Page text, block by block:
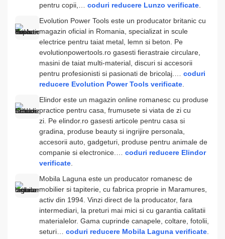
pentru copii,… coduri reducere Lunzo verificate
Evolution Power Tools este un producator britanic cu
magazin oficial in Romania, specializat in scule
electrice pentru taiat metal, lemn si beton. Pe
evolutionpowertools.ro gasesti fierastraie circulare,
masini de taiat multi-material, discuri si accesorii
pentru profesionisti si pasionati de bricolaj.… coduri
reducere Evolution Power Tools verificate
Elindor este un magazin online romanesc cu produse
practice pentru casa, frumusete si viata de zi cu
zi. Pe elindor.ro gasesti articole pentru casa si
gradina, produse beauty si ingrijire personala,
accesorii auto, gadgeturi, produse pentru animale de
companie si electronice.… coduri reducere Elindor
verificate
Mobila Laguna este un producator romanesc de
mobilier si tapiterie, cu fabrica proprie in Maramures,
activ din 1994. Vinzi direct de la producator, fara
intermediari, la preturi mai mici si cu garantia calitatii
materialelor. Gama cuprinde canapele, coltare, fotolii,
seturi… coduri reducere Mobila Laguna verificate